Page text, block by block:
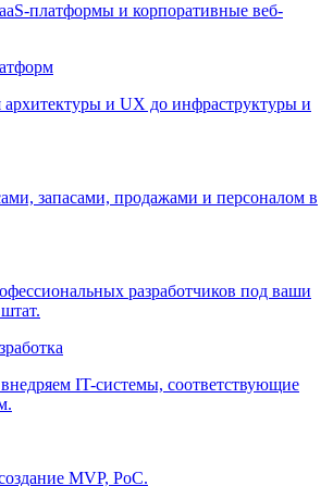
платформы и корпоративные веб-
и UX до инфраструктуры и
запасами, продажами и персоналом в
разработчиков под ваши
IT-системы, соответствующие
MVP, PoC.